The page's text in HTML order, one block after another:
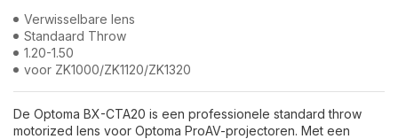
Verwisselbare lens
Standaard Throw
1.20-1.50
voor ZK1000/ZK1120/ZK1320
De Optoma BX-CTA20 is een professionele standard throw
motorized lens voor Optoma ProAV-projectoren. Met een